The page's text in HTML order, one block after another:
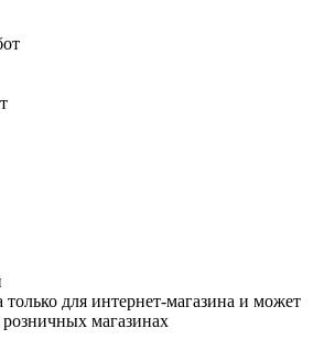
только для интернет-магазина и может
розничных магазинах